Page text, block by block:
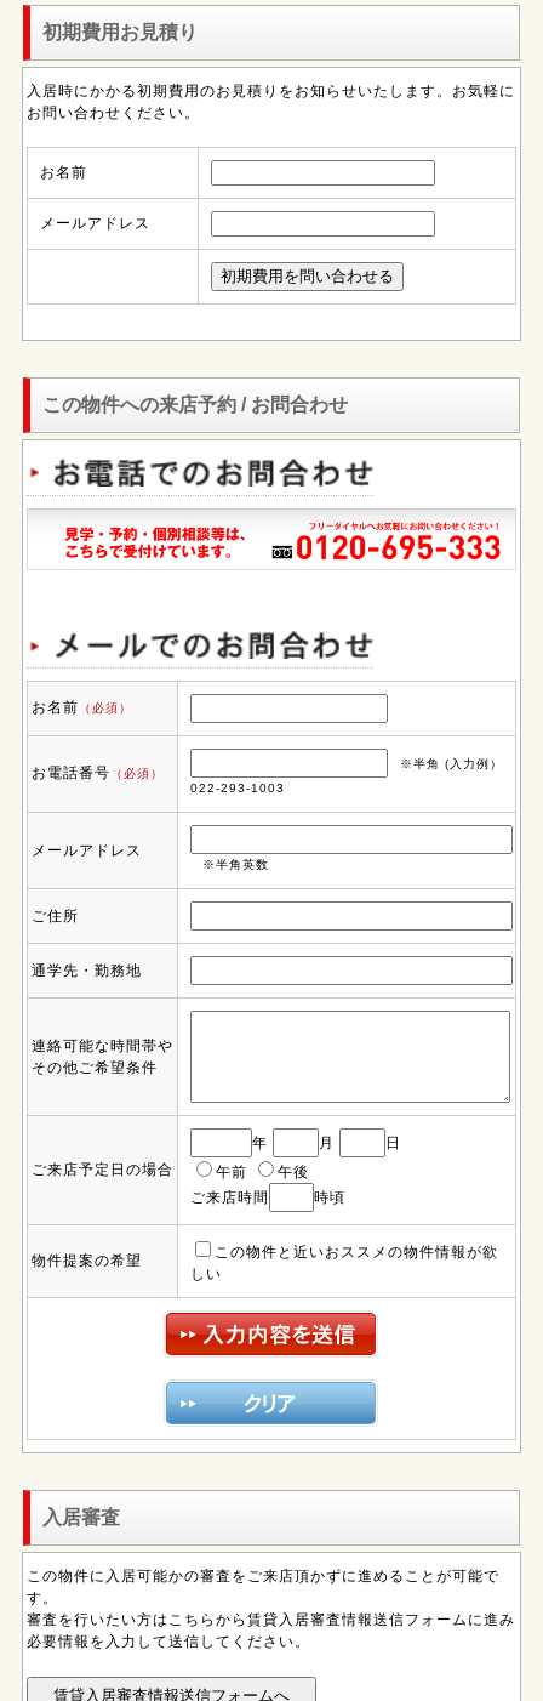
初期費用お見積り
入居時にかかる初期費用のお見積りをお知らせいたします。お気軽に
お問い合わせください。
お名前
メールアドレス
この物件への来店予約 / お問合わせ
お名前 （必須）
お電話番号 （必須）
※半角 (入力例）
022-293-1003
メールアドレス
※半角英数
ご住所
通学先・勤務地
連絡可能な時間帯や
その他ご希望条件
ご来店予定日の場合
年 月
日
午前
午後
ご来店時間
時頃
物件提案の希望
この物件と近いおススメの物件情報が欲
しい
入居審査
この物件に入居可能かの審査をご来店頂かずに進めることが可能で
す。
審査を行いたい方はこちらから賃貸入居審査情報送信フォームに進み
必要情報を入力して送信してください。